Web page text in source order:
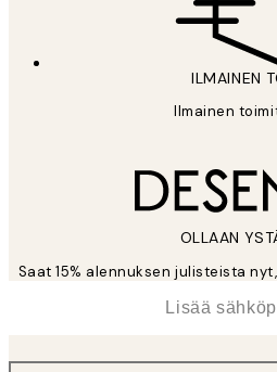
ILMAINEN
Ilmainen
OLLAAN
Saat 15% alennuksen julisteista